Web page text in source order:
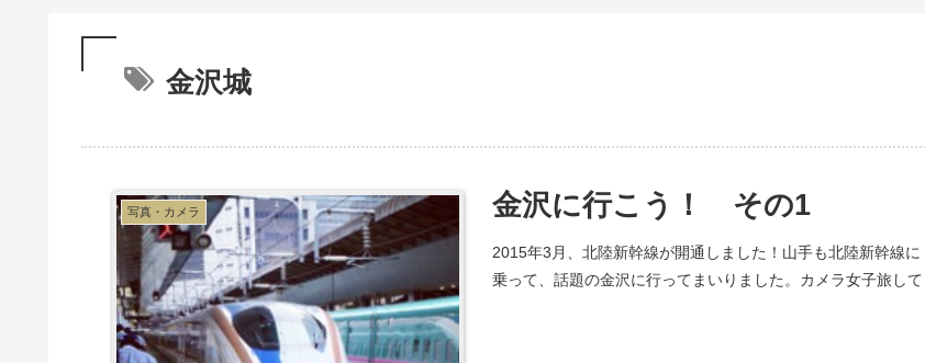
金沢城
写真・カメラ 金沢に行こう！ その1
2015年3月、北陸新幹線が開通しました！山手も北陸新幹線に
乗って、話題の金沢に行ってまいりました。カメラ女子旅して